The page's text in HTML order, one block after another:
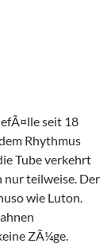
seit 18
Rhythmus
Tube verkehrt
nur teilweise. Der
wie Luton.
ZÃ¼ge.